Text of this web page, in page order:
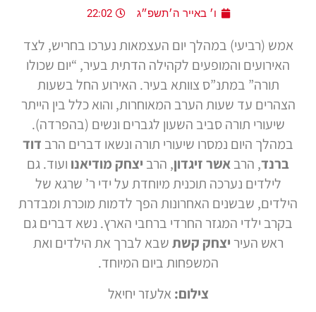
ו׳ באייר ה׳תשפ״ג 22:02
אמש (רביעי) במהלך יום העצמאות נערכו בחריש, לצד
האירועים והמופעים לקהילה הדתית בעיר, “יום שכולו
תורה” במתנ”ס צוותא בעיר. האירוע החל בשעות
הצהרים עד שעות הערב המאוחרות, והוא כלל בין הייתר
שיעורי תורה סביב השעון לגברים ונשים (בהפרדה).
במהלך היום נמסרו שיעורי תורה ונשאו דברים הרב דוד
ברנד, הרבאשר זיגדון, הרב יצחק מודיאנו ועוד. גם
לילדים נערכה תוכנית מיוחדת על ידי ר’ שרגא של
הילדים, שבשנים האחרונות הפך לדמות מוכרת ומבדרת
בקרב ילדי המגזר החרדי ברחבי הארץ. נשא דברים גם
ראש העיריצחק קשתשבא לברך את הילדים ואת
המשפחות ביום המיוחד.
צילום: אלעזר יחיאל